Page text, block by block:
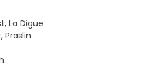
La Digue